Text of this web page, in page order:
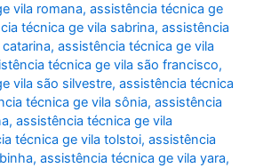
vila romana,assistência técnica ge
técnica ge vila sabrina,assistência
,assistência técnica ge vila
técnica ge vila são francisco,
vila são silvestre,assistência técnica
técnica ge vila sônia,assistência
,assistência técnica ge vila
técnica ge vila tolstoi,assistência
,assistência técnica ge vila yara,